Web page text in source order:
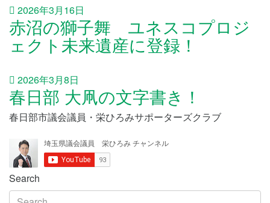
2026年3月16日
赤沼の獅子舞 ユネスコプロジ
ェクト未来遺産に登録！
2026年3月8日
春日部 大凧の文字書き！
春日部市議会議員・栄ひろみサポーターズクラブ
Search